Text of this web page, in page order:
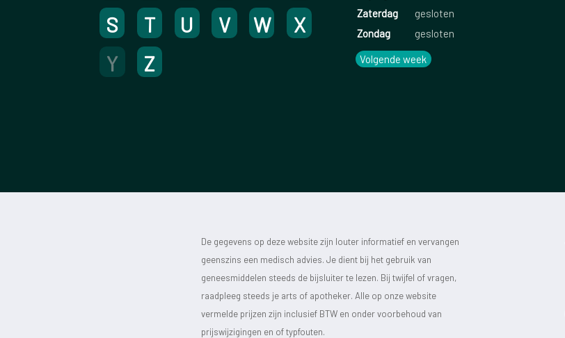
S
T U V W
X
Y
Z
Zaterdag
gesloten
Zondag
gesloten
Volgende week
De gegevens op deze website zijn louter informatief en vervangen
geenszins een medisch advies. Je dient bij het gebruik van
geneesmiddelen steeds de bijsluiter te lezen. Bij twijfel of vragen,
raadpleeg steeds je arts of apotheker. Alle op onze website
vermelde prijzen zijn inclusief BTW en onder voorbehoud van
prijswijzigingen en of typfouten.